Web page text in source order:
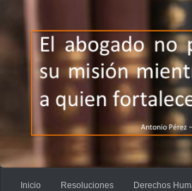
Inicio Resoluciones Derechos